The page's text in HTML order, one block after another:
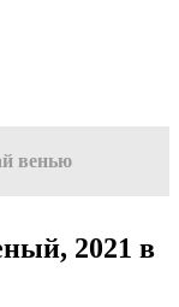
венью
2021 в